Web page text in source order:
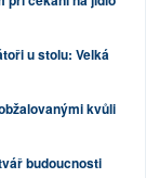
u stolu: Velká
kvůli
budoucnosti